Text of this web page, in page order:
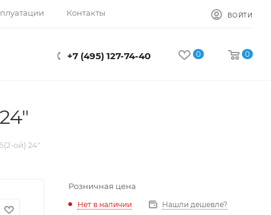
Контакты ВОЙТИ
+7 (495) 127-74-40 0 0
ой) 24"
Розничная цена
Нет в наличии Нашли дешевле?